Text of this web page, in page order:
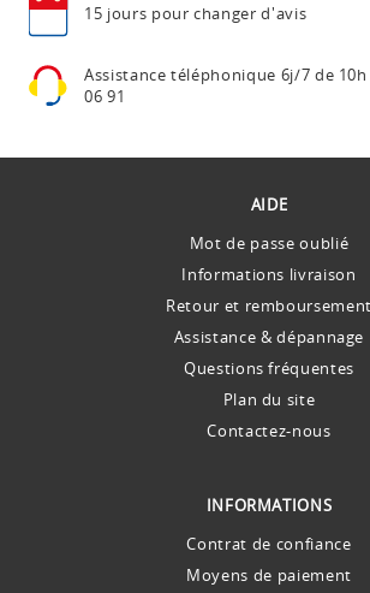
15 jours pour changer d'avis
Assistance téléphonique 6j/7 de
06 91
AIDE
Mot de passe oublié
Informations livraison
Retour et remboursement
Assistance & dépannage
Questions fréquentes
Plan du site
Contactez-nous
INFORMATIONS
Contrat de confiance
Moyens de paiement